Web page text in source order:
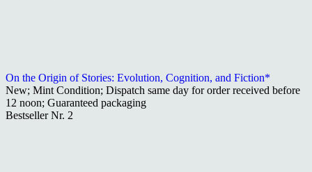
On the Origin of Stories: Evolution, Cognition, and Fiction*
New; Mint Condition; Dispatch same day for order received before
12 noon; Guaranteed packaging
Bestseller Nr. 2